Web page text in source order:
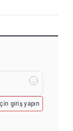
giriş yapın